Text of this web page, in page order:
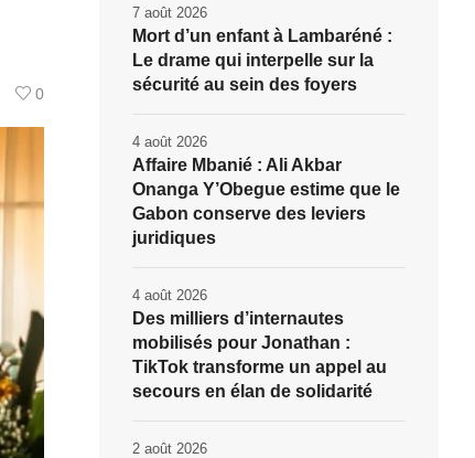
0
Mort d’un enfant à Lambaréné :
Le drame qui interpelle sur la
sécurité au sein des foyers
7 août 2026
Affaire Mbanié : Ali Akbar
Onanga Y’Obegue estime que le
Gabon conserve des leviers
juridiques
4 août 2026
Des milliers d’internautes
mobilisés pour Jonathan :
TikTok transforme un appel au
secours en élan de solidarité
4 août 2026
2 août 2026